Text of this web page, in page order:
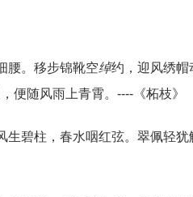
腰。移步锦靴空绰约，迎风绣帽
便随风雨上青霄。----《柘枝》
生碧柱，春水咽红弦。翠佩轻